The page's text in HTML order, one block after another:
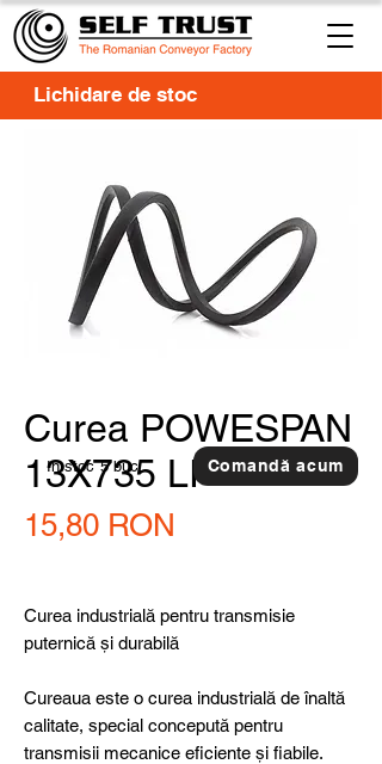
Curea POWESPAN
13X735 LI
15,80 RON
Curea industrială pentru transmisie
puternică și durabilă
Cureaua este o curea industrială de înaltă
calitate, special concepută pentru
transmisii mecanice eficiente și fiabile.
Lichidare de stoc
Comandă acum
In stoc 5 buc.